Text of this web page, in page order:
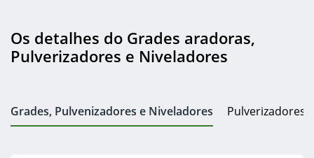
Os detalhes do Grades aradoras,
Pulverizadores e Niveladores
Grades, Pulvenizadores e Niveladores Pulverizadores